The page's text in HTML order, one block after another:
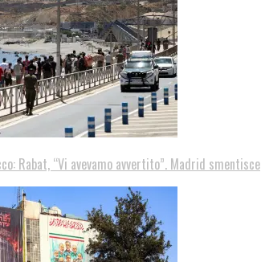
Rabat, “Vi avevamo avvertito”. Madrid smentisce